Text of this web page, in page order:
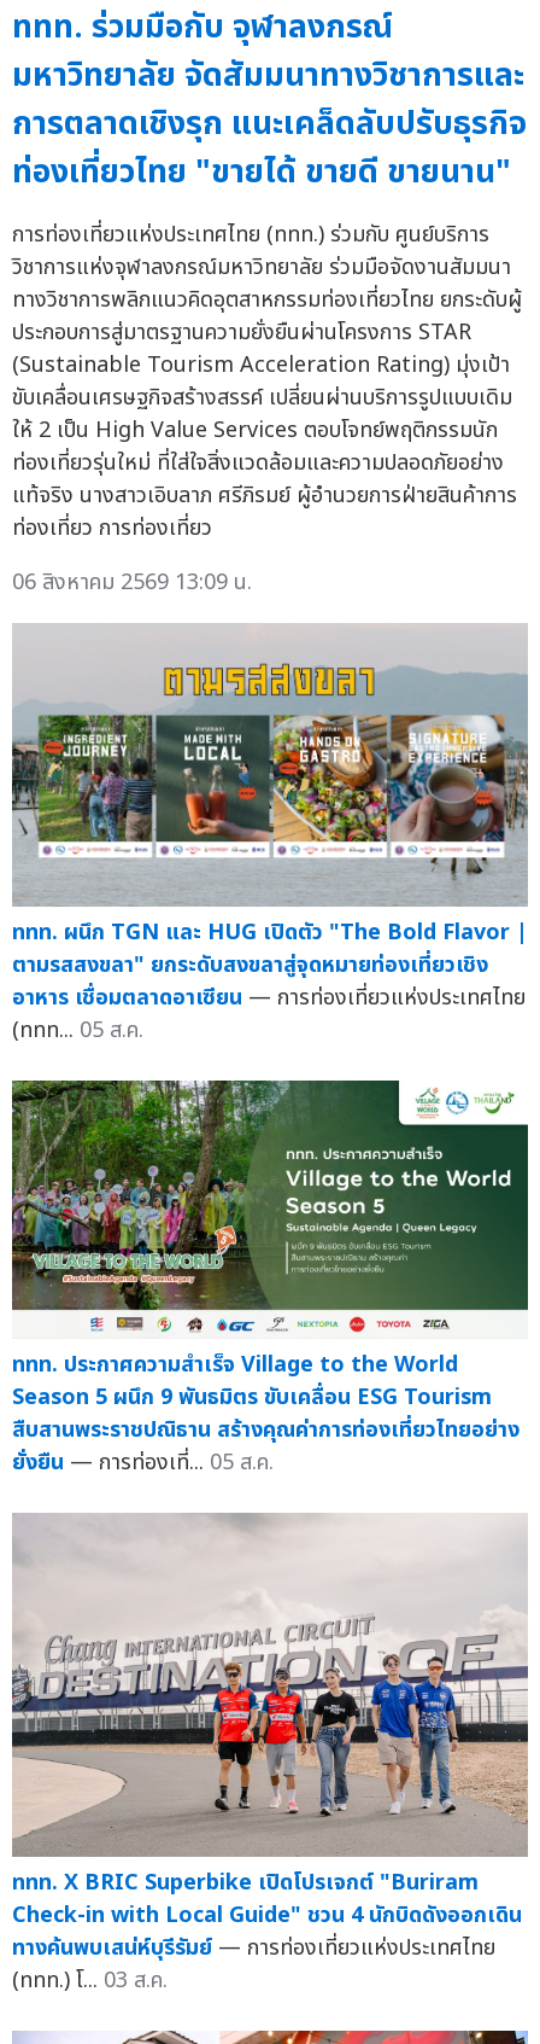
ททท. ร่วมมือกับ จุฬาลงกรณ์
มหาวิทยาลัย จัดสัมมนาทางวิชาการและ
การตลาดเชิงรุก แนะเคล็ดลับปรับธุรกิจ
ท่องเที่ยวไทย "ขายได้ ขายดี ขายนาน"
การท่องเที่ยวแห่งประเทศไทย (ททท.) ร่วมกับ ศูนย์บริการ
วิชาการแห่งจุฬาลงกรณ์มหาวิทยาลัย ร่วมมือจัดงานสัมมนา
ทางวิชาการพลิกแนวคิดอุตสาหกรรมท่องเที่ยวไทย ยกระดับผู้
ประกอบการสู่มาตรฐานความยั่งยืนผ่านโครงการ STAR
(Sustainable Tourism Acceleration Rating) มุ่งเป้า
ขับเคลื่อนเศรษฐกิจสร้างสรรค์ เปลี่ยนผ่านบริการรูปแบบเดิม
ให้ 2 เป็น High Value Services ตอบโจทย์พฤติกรรมนัก
ท่องเที่ยวรุ่นใหม่ ที่ใส่ใจสิ่งแวดล้อมและความปลอดภัยอย่าง
แท้จริง นางสาวเอิบลาภ ศรีภิรมย์ ผู้อำนวยการฝ่ายสินค้าการ
ท่องเที่ยว การท่องเที่ยว
06 สิงหาคม 2569 13:09 น.
ททท. ผนึก TGN และ HUG เปิดตัว "The Bold Flavor |
ตามรสสงขลา" ยกระดับสงขลาสู่จุดหมายท่องเที่ยวเชิง
อาหาร เชื่อมตลาดอาเซียน — การท่องเที่ยวแห่งประเทศไทย
(ททท... 05 ส.ค.
ททท. ประกาศความสำเร็จ Village to the World
Season 5 ผนึก 9 พันธมิตร ขับเคลื่อน ESG Tourism
สืบสานพระราชปณิธาน สร้างคุณค่าการท่องเที่ยวไทยอย่าง
ยั่งยืน — การท่องเที่... 05 ส.ค.
ททท. X BRIC Superbike เปิดโปรเจกต์ "Buriram
Check-in with Local Guide" ชวน 4 นักบิดดังออกเดิน
ทางค้นพบเสน่ห์บุรีรัมย์ — การท่องเที่ยวแห่งประเทศไทย
(ททท.) โ... 03 ส.ค.